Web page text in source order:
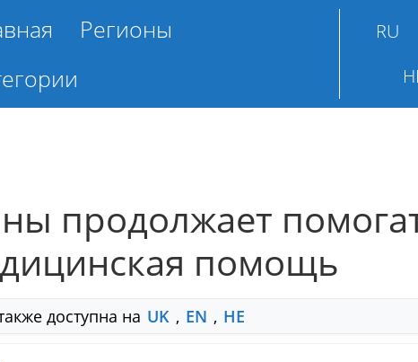
Регионы
RU
продолжает
помощь
доступна на UK , EN , HE